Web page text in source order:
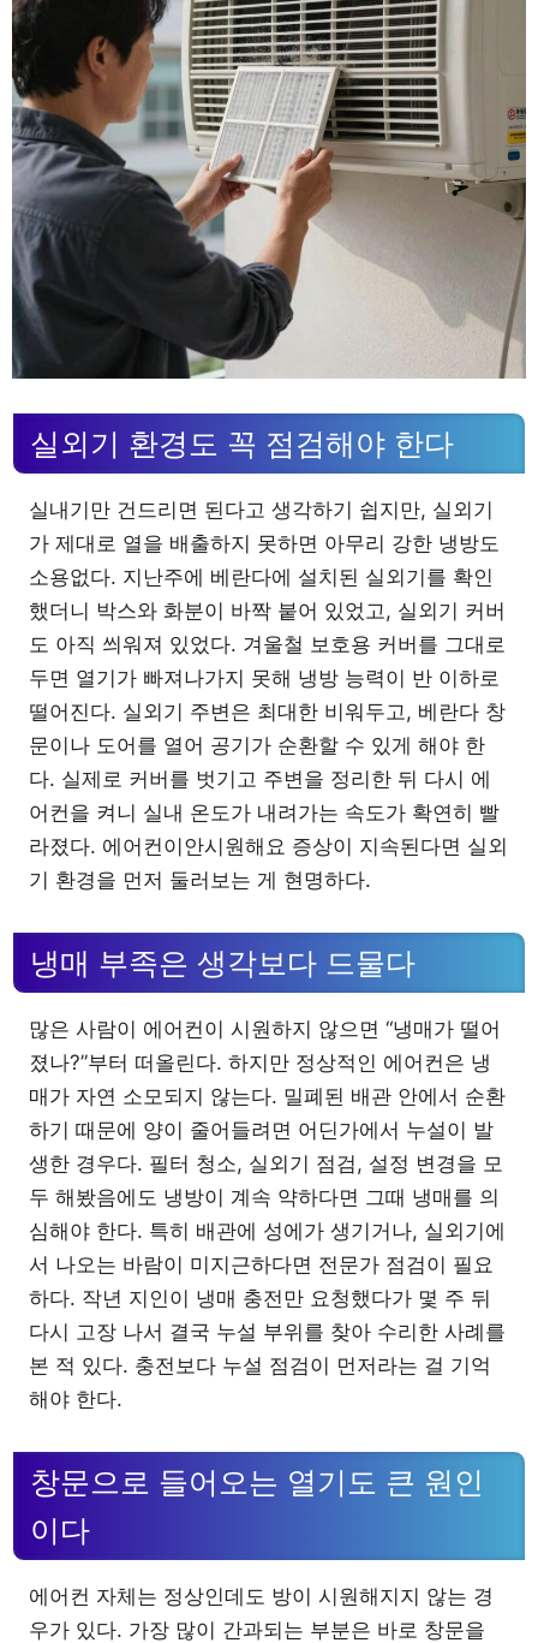
실외기 환경도 꼭 점검해야 한다
실내기만 건드리면 된다고 생각하기 쉽지만, 실외기
가 제대로 열을 배출하지 못하면 아무리 강한 냉방도
소용없다. 지난주에 베란다에 설치된 실외기를 확인
했더니 박스와 화분이 바짝 붙어 있었고, 실외기 커버
도 아직 씌워져 있었다. 겨울철 보호용 커버를 그대로
두면 열기가 빠져나가지 못해 냉방 능력이 반 이하로
떨어진다. 실외기 주변은 최대한 비워두고, 베란다 창
문이나 도어를 열어 공기가 순환할 수 있게 해야 한
다. 실제로 커버를 벗기고 주변을 정리한 뒤 다시 에
어컨을 켜니 실내 온도가 내려가는 속도가 확연히 빨
라졌다. 에어컨이안시원해요 증상이 지속된다면 실외
기 환경을 먼저 둘러보는 게 현명하다.
냉매 부족은 생각보다 드물다
많은 사람이 에어컨이 시원하지 않으면 “냉매가 떨어
졌나?”부터 떠올린다. 하지만 정상적인 에어컨은 냉
매가 자연 소모되지 않는다. 밀폐된 배관 안에서 순환
하기 때문에 양이 줄어들려면 어딘가에서 누설이 발
생한 경우다. 필터 청소, 실외기 점검, 설정 변경을 모
두 해봤음에도 냉방이 계속 약하다면 그때 냉매를 의
심해야 한다. 특히 배관에 성에가 생기거나, 실외기에
서 나오는 바람이 미지근하다면 전문가 점검이 필요
하다. 작년 지인이 냉매 충전만 요청했다가 몇 주 뒤
다시 고장 나서 결국 누설 부위를 찾아 수리한 사례를
본 적 있다. 충전보다 누설 점검이 먼저라는 걸 기억
해야 한다.
창문으로 들어오는 열기도 큰 원인
이다
에어컨 자체는 정상인데도 방이 시원해지지 않는 경
우가 있다. 가장 많이 간과되는 부분은 바로 창문을